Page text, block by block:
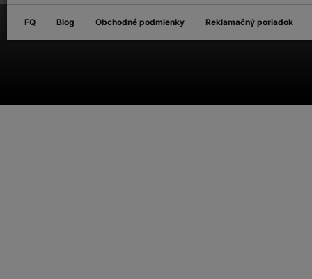
FQ Blog Obchodné podmienky Reklamačný poriadok